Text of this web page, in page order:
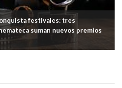
festivales: tres
suman nuevos premios